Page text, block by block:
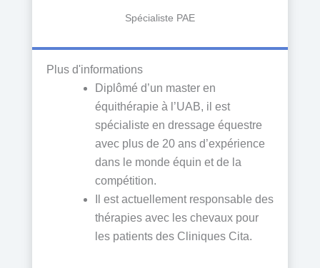
Spécialiste PAE
Plus d'informations
Diplômé d’un master en
équithérapie à l’UAB, il est
spécialiste en dressage équestre
avec plus de 20 ans d’expérience
dans le monde équin et de la
compétition.
Il est actuellement responsable des
thérapies avec les chevaux pour
les patients des Cliniques Cita.